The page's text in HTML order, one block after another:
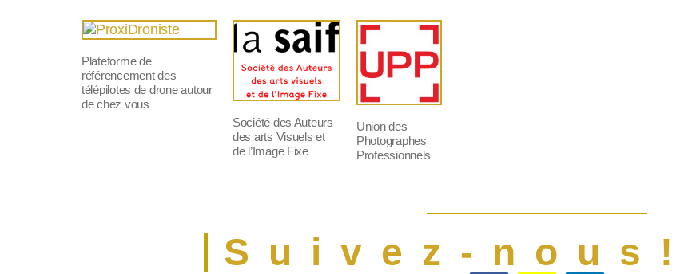
Plateforme de
référencement des
télépilotes de drone autour
de chez vous
Société des Auteurs
des arts Visuels et
de l’Image Fixe
Union des
Photographes
Professionnels
Suivez-nous!